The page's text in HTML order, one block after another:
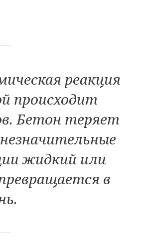
реакция
происходит
Бетон теряет
жидкий или
в